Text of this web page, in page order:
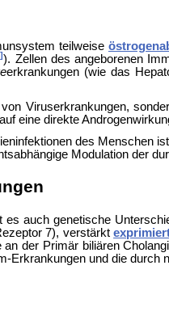
teilweise
). Zellen des angeborenen
erkrankungen (wie das
Viruserkrankungen,
eine direkte
des Menschen
Modulation der
es auch genetische
7), verstärkt
an der Primär biliären
Erkrankungen und die durch